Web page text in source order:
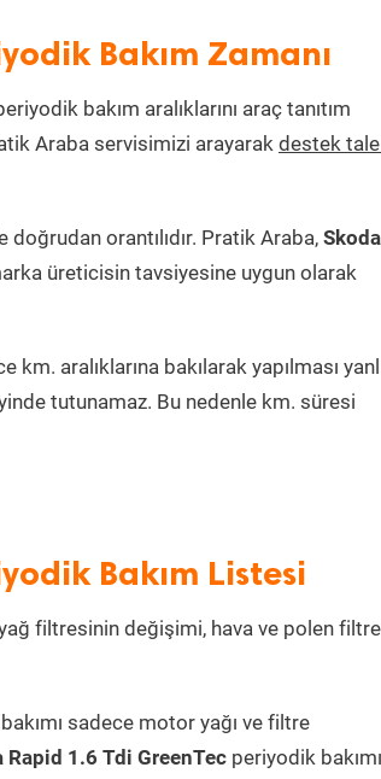
Bakım Zamanı
bakım aralıklarını araç tanıtım
Araba servisimizi arayarak destek
orantılıdır. Pratik Araba, Skoda
üreticisin tavsiyesine uygun olarak
aralıklarına bakılarak yapılması
tutunamaz. Bu nedenle km. süresi
Bakım Listesi
filtresinin değişimi, hava ve polen
sadece motor yağı ve filtre
Rapid 1.6 Tdi GreenTec periyodik